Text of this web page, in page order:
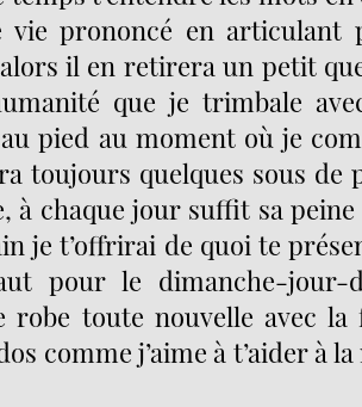
vie prononcé en articulant
il en retirera un petit
que je trimbale
pied au moment où je
toujours quelques sous de
à chaque jour suffit sa
je t’offrirai de quoi te
pour le dimanche-jour-
robe toute nouvelle avec
comme j’aime à t’aider à